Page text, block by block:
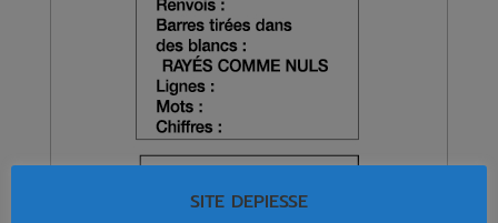
SITE DEPIESSE